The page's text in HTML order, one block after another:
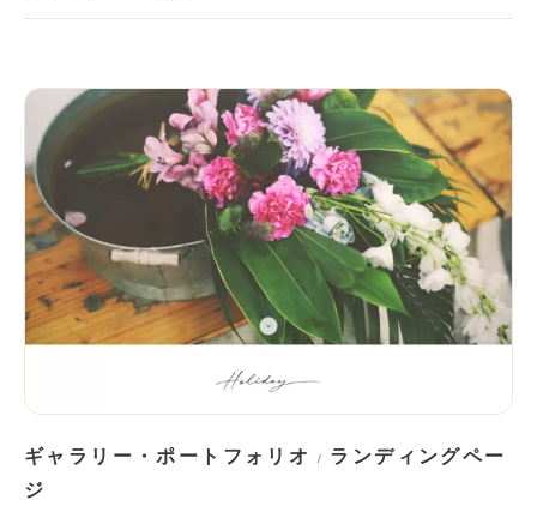
ギャラリー・ポートフォリオ / ランディングペー
ジ